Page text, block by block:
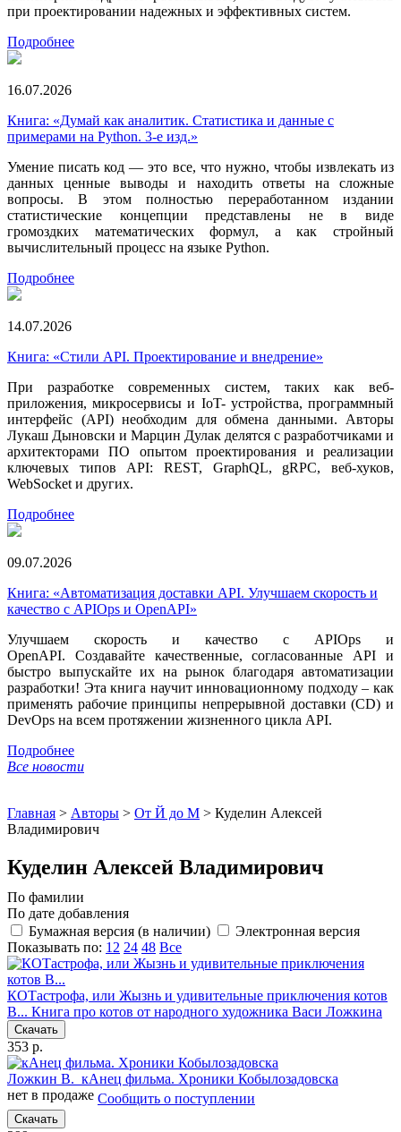
при проектировании надежных и эффективных систем.
Подробнее
16.07.2026
Книга: «Думай как аналитик. Статистика и данные с
примерами на Python. 3-е изд.»
Умение писать код — это все, что нужно, чтобы извлекать из
данных ценные выводы и находить ответы на сложные
вопросы. В этом полностью переработанном издании
статистические концепции представлены не в виде
громоздких математических формул, а как стройный
вычислительный процесс на языке Python.
Подробнее
14.07.2026
Книга: «Стили API. Проектирование и внедрение»
При разработке современных систем, таких как веб-
приложения, микросервисы и IoT- устройства, программный
интерфейс (API) необходим для обмена данными. Авторы
Лукаш Дыновски и Марцин Дулак делятся с разработчиками и
архитекторами ПО опытом проектирования и реализации
ключевых типов API: REST, GraphQL, gRPC, веб-хуков,
WebSocket и других.
Подробнее
09.07.2026
Книга: «Автоматизация доставки API. Улучшаем скорость и
качество с APIOps и OpenAPI»
Улучшаем скорость и качество с APIOps и
OpenAPI. Создавайте качественные, согласованные API и
быстро выпускайте их на рынок благодаря автоматизации
разработки! Эта книга научит инновационному подходу – как
применять рабочие принципы непрерывной доставки (CD) и
DevOps на всем протяжении жизненного цикла API.
Подробнее
Все новости
Главная > Авторы > От Й до М > Куделин Алексей
Владимирович
Куделин Алексей Владимирович
По фамилии
По дате добавления
Бумажная версия (в наличии)
Электронная версия
Показывать по: 12 24 48 Все
КОТастрофа, или Жызнь и удивительные приключения котов
В... Книга про котов от народного художника Васи Ложкина
Скачать
353 р.
Ложкин В. кАнец фильма. Хроники Кобылозадовска
нет в продаже Сообщить о поступлении
Скачать